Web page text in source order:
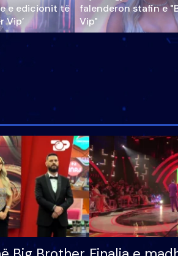
e edicionit të
Vip’
falenderon stafin e
Vip"